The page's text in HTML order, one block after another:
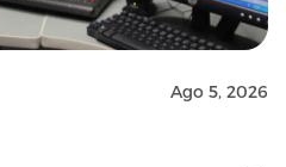
Ago 5, 2026